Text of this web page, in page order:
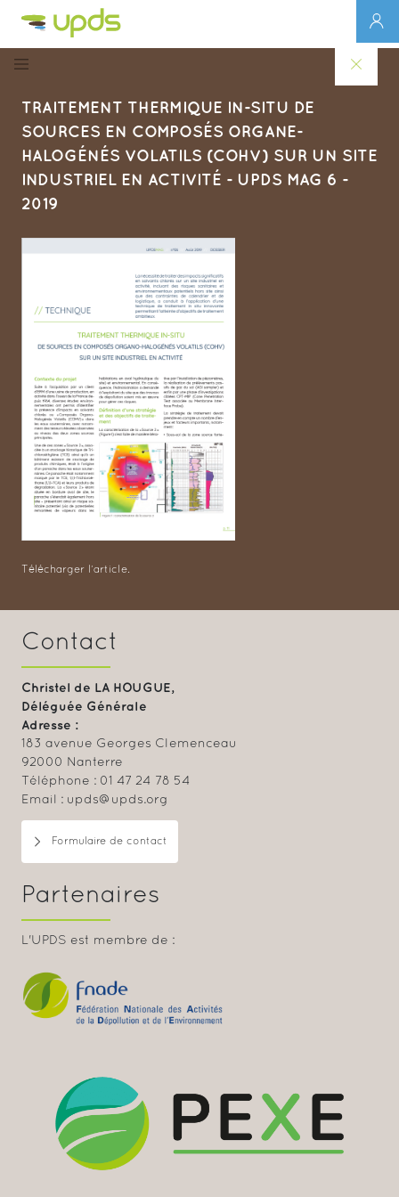
TRAITEMENT THERMIQUE IN-SITU DE
SOURCES EN COMPOSÉS ORGANE-
HALOGÉNÉS VOLATILS (COHV) SUR UN SITE
INDUSTRIEL EN ACTIVITÉ - UPDS MAG 6 -
2019
Télécharger l’article.
Contact
Christel de LA HOUGUE,
Déléguée Générale
Adresse :
183 avenue Georges Clemenceau
92000 Nanterre
Téléphone : 01 47 24 78 54
Email : upds@upds.org
Formulaire de contact
Partenaires
L'UPDS est membre de :